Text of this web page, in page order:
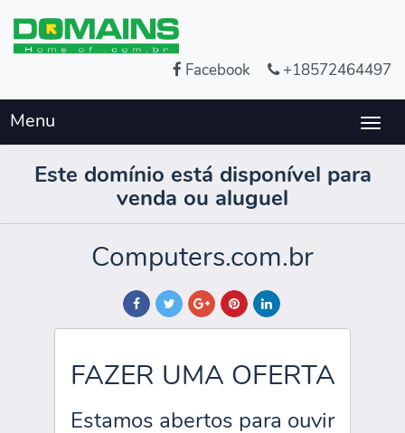
Facebook +18572464497
Menu
Este domínio está disponível para
venda ou aluguel
Computers.com.br
FAZER UMA OFERTA
Estamos abertos para ouvir